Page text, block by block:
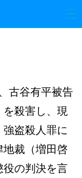
写真
古谷有平被告
を殺害し、現
盗殺人罪に
地裁（増田啓
役の判決を言